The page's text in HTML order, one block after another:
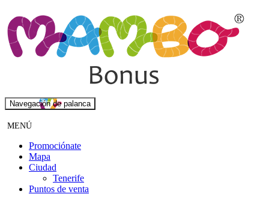
Navegación de palanca
MENÚ
Promociónate
Mapa
Ciudad
Tenerife
Puntos de venta